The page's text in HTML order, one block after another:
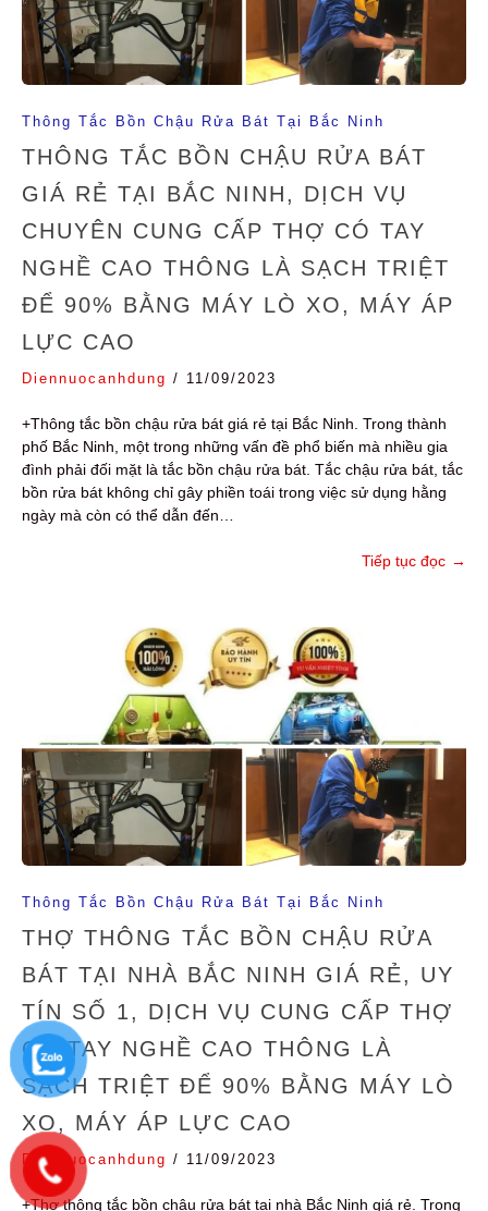
Thông Tắc Bồn Chậu Rửa Bát Tại Bắc Ninh
THÔNG TẮC BỒN CHẬU RỬA BÁT
GIÁ RẺ TẠI BẮC NINH, DỊCH VỤ
CHUYÊN CUNG CẤP THỢ CÓ TAY
NGHỀ CAO THÔNG LÀ SẠCH TRIỆT
ĐỂ 90% BẰNG MÁY LÒ XO, MÁY ÁP
LỰC CAO
Diennuocanhdung / 11/09/2023
+Thông tắc bồn chậu rửa bát giá rẻ tại Bắc Ninh. Trong thành
phố Bắc Ninh, một trong những vấn đề phổ biến mà nhiều gia
đình phải đối mặt là tắc bồn chậu rửa bát. Tắc chậu rửa bát, tắc
bồn rửa bát không chỉ gây phiền toái trong việc sử dụng hằng
ngày mà còn có thể dẫn đến…
Tiếp tục đọc →
Thông Tắc Bồn Chậu Rửa Bát Tại Bắc Ninh
THỢ THÔNG TẮC BỒN CHẬU RỬA
BÁT TẠI NHÀ BẮC NINH GIÁ RẺ, UY
TÍN SỐ 1, DỊCH VỤ CUNG CẤP THỢ
CÓ TAY NGHỀ CAO THÔNG LÀ
SẠCH TRIỆT ĐỂ 90% BẰNG MÁY LÒ
XO, MÁY ÁP LỰC CAO
Diennuocanhdung / 11/09/2023
+Thợ thông tắc bồn chậu rửa bát tại nhà Bắc Ninh giá rẻ. Trong